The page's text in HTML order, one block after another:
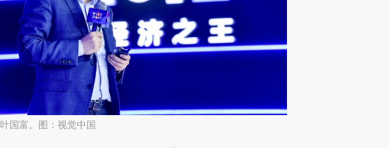
国富。图：视觉中国